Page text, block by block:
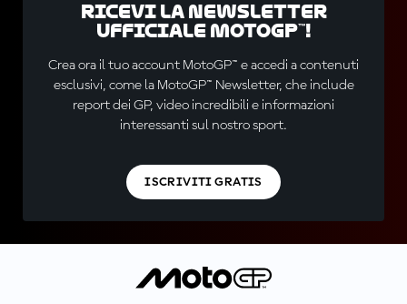
Ricevi la newsletter
ufficiale MotoGP™!
Crea ora il tuo account MotoGP™ e accedi a contenuti
esclusivi, come la MotoGP™ Newsletter, che include
report dei GP, video incredibili e informazioni
interessanti sul nostro sport.
ISCRIVITI GRATIS